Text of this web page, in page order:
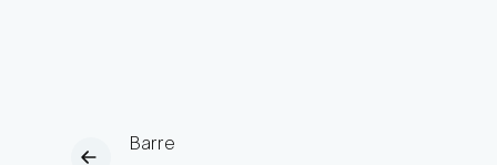
Barre